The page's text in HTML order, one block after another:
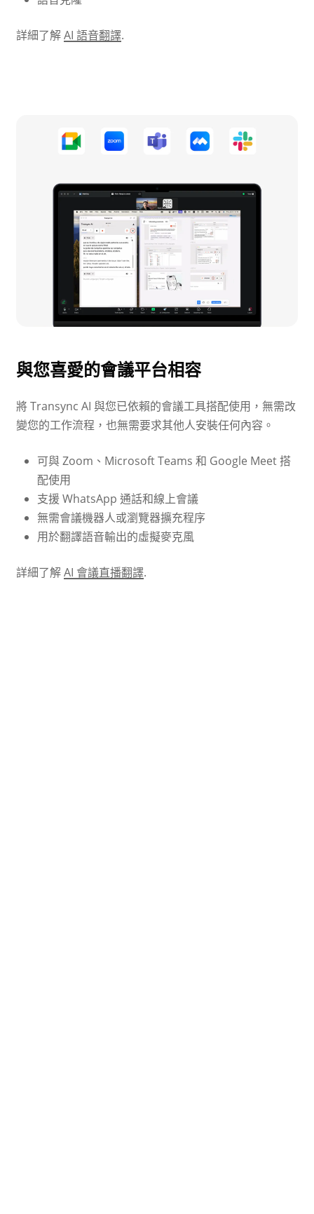
詳細了解AI 語音翻譯.
與您喜愛的會議平台相容
將 Transync AI 與您已依賴的會議工具搭配使用，無需改
變您的工作流程，也無需要求其他人安裝任何內容。
可與 Zoom、Microsoft Teams 和 Google Meet 搭
配使用
支援 WhatsApp 通話和線上會議
無需會議機器人或瀏覽器擴充程序
用於翻譯語音輸出的虛擬麥克風
詳細了解AI 會議直播翻譯.